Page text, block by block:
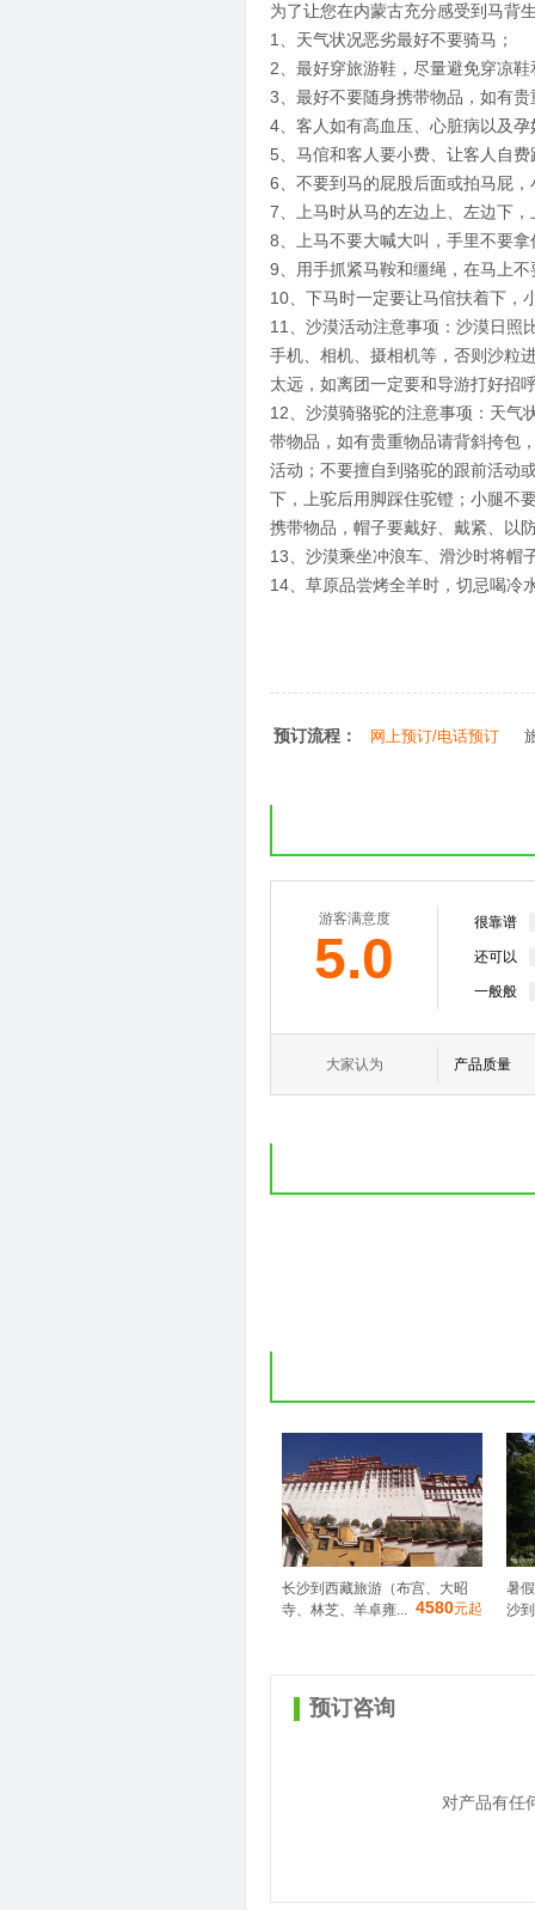
为了让您在内蒙古充分感受到马背
1、天气状况恶劣最好不要骑马；
2、最好穿旅游鞋，尽量避免穿凉
3、最好不要随身携带物品，如有
4、客人如有高血压、心脏病以及
5、马倌和客人要小费、让客人自
6、不要到马的屁股后面或拍马屁
7、上马时从马的左边上、左边下
8、上马不要大喊大叫，手里不要
9、用手抓紧马鞍和缰绳，在马上
10、下马时一定要让马倌扶着下，
11、沙漠活动注意事项：沙漠日照
手机、相机、摄相机等，否则沙粒
太远，如离团一定要和导游打好招
12、沙漠骑骆驼的注意事项：天气
带物品，如有贵重物品请背斜挎包
活动；不要擅自到骆驼的跟前活动
下，上驼后用脚踩住驼镫；小腿不
携带物品，帽子要戴好、戴紧、以
13、沙漠乘坐冲浪车、滑沙时将帽
14、草原品尝烤全羊时，切忌喝冷
预订流程： 网上预订/电话预订
游客满意度
5.0
很靠谱
还可以
一般般
大家认为 产品质量
长沙到西藏旅游（布宫、大昭
寺、林芝、羊卓雍... 4580元起
暑
沙
预订咨询
对产品有任